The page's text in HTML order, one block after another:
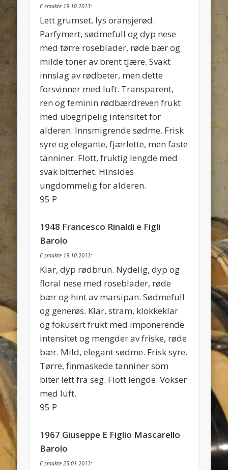
E smakte 19.10.2013:
Lett grumset, lys oransjerød.
Parfymert, sødmefull og dyp nese
med tørre roseblader, røde bær og
milde toner av brent tjære. Svakt
innslag av rødbeter, men dette
forsvinner med luft. Transparent,
ren og feminin rødbærdreven frukt
med ubegripelig intensitet for
alderen. Innsmigrende sødme. Frisk
syre og elegante, fjærlette, men faste
tanniner. Flott, fruktig lengde med
svak bitterhet. Hinsides
ungdommelig for alderen.
95 P
1948 Francesco Rinaldi e Figli
Barolo
E smakte 19.10.2013:
Klar, dyp rødbrun. Nydelig, dyp og
floral nese med roseblader, røde
bær og hint av marsipan. Sødmefull
og generøs. Klar, stram, klokkeklar
og fokusert frukt med imponerende
intensitet og mengder av friske, røde
bær. Mild, elegant sødme. Frisk syre.
Tørre, finmaskede tanniner som
biter lett fra seg. Flott lengde. Vokser
med luft.
95 P
1967 Giuseppe E Figlio Mascarello
Barolo
E smakte 25.01.2013: